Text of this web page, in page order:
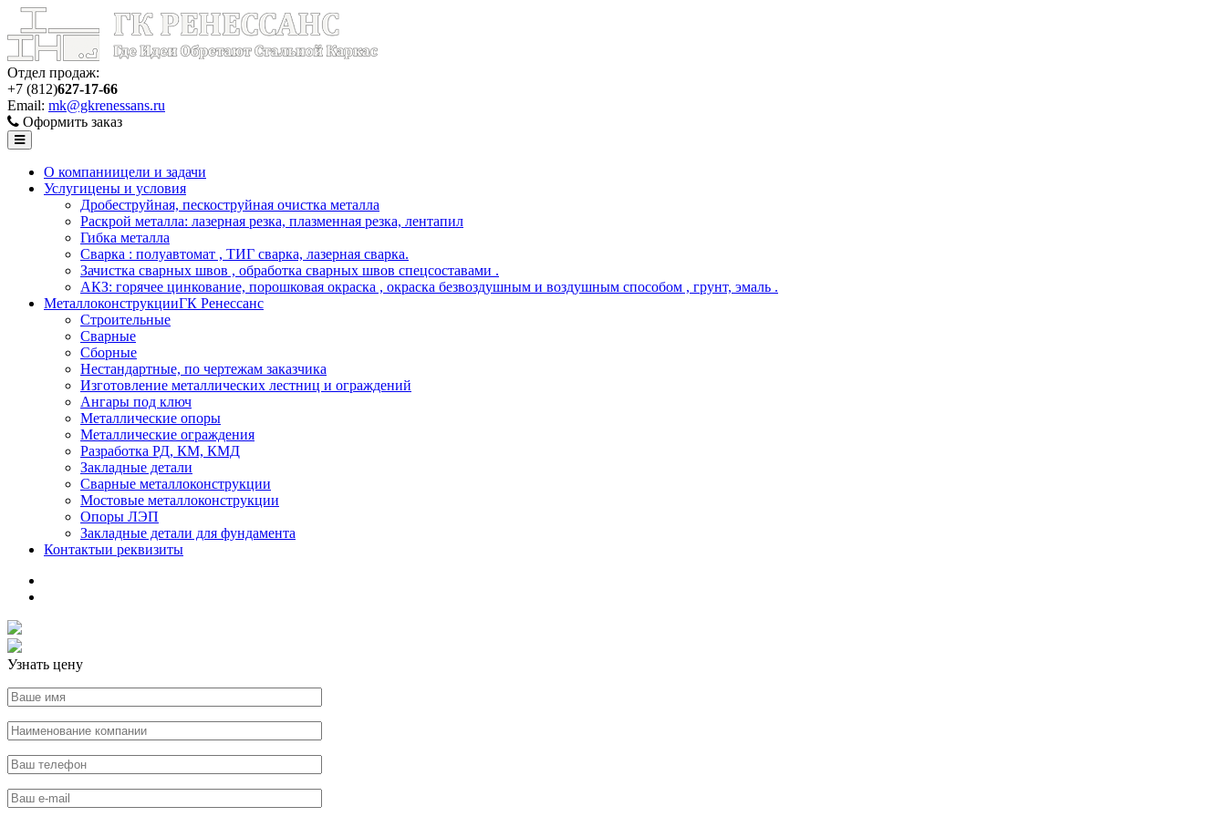
Отдел продаж:
+7 (812)627-17-66
Email: mk@gkrenessans.ru
Оформить заказ
О компаниицели и задачи
Услугицены и условия
Дробеструйная, пескоструйная очистка металла
Раскрой металла: лазерная резка, плазменная резка, лентапил
Гибка металла
Сварка : полуавтомат , ТИГ сварка, лазерная сварка.
Зачистка сварных швов , обработка сварных швов спецсоставами .
АКЗ: горячее цинкование, порошковая окраска , окраска безвоздушным и воздушным способом , грунт, эмаль .
МеталлоконструкцииГК Ренессанс
Строительные
Сварные
Сборные
Нестандартные, по чертежам заказчика
Изготовление металлических лестниц и ограждений
Ангары под ключ
Металлические опоры
Металлические ограждения
Разработка РД, КМ, КМД
Закладные детали
Сварные металлоконструкции
Мостовые металлоконструкции
Опоры ЛЭП
Закладные детали для фундамента
Контактыи реквизиты
Узнать цену